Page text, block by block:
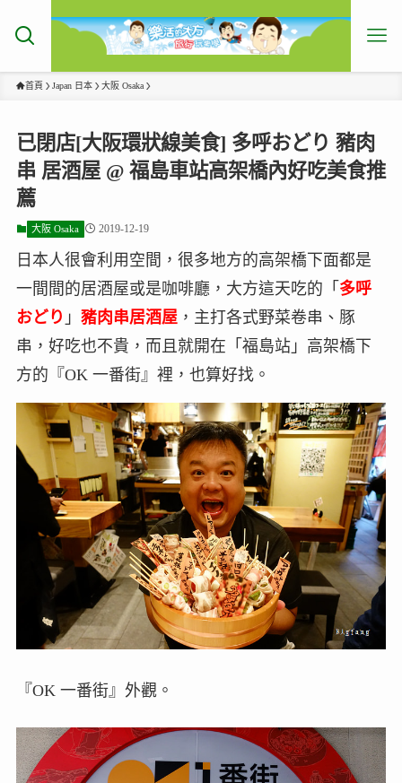
首頁 Japan 日本 大阪 Osaka
已閉店[大阪環狀線美食] 多呼おどり 豬肉
串 居酒屋 @ 福島車站高架橋內好吃美食推
薦
大阪 Osaka 2019-12-19
日本人很會利用空間，很多地方的高架橋下面都是
一間間的居酒屋或是咖啡廳，大方這天吃的「 多呼
おどり 」 豬肉串居酒屋，主打各式野菜卷串、豚
串，好吃也不貴，而且就開在「福島站」高架橋下
方的『OK 一番街』裡，也算好找。
『OK 一番街』外觀。